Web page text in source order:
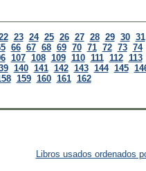
23 24 25 26 27 28 29 30 31
66 67 68 69 70 71 72 73 74
107 108 109 110 111 112 113
140 141 142 143 144 145
159 160 161 162
Libros usados ordenados